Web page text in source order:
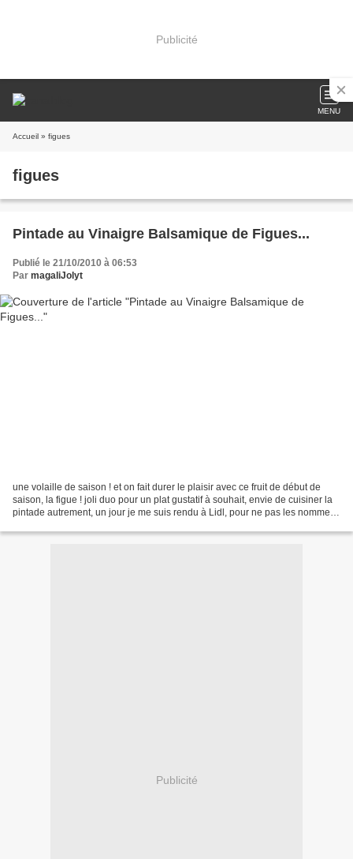
Publicité
MENU
Accueil » figues
figues
Pintade au Vinaigre Balsamique de Figues...
Publié le 21/10/2010 à 06:53
Par magaliJolyt
une volaille de saison ! et on fait durer le plaisir avec ce fruit de début de
saison, la figue ! joli duo pour un plat gustatif à souhait, envie de cuisiner la
pintade autrement, un jour je me suis rendu à Lidl, pour ne pas les nommer,
Publicité